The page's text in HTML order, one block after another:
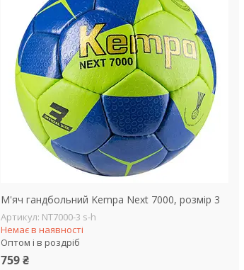
М'яч гандбольний Kempa Next 7000, розмір 3
NT7000-3 s-h
Немає в наявності
Оптом і в роздріб
759 ₴